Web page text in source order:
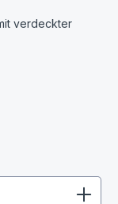
verdeckter